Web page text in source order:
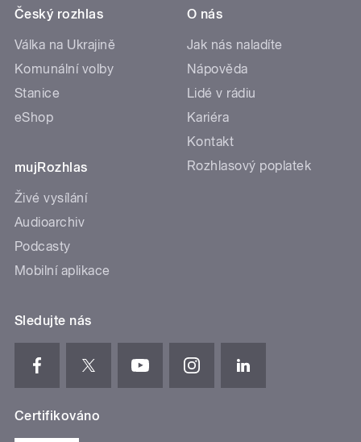
Český rozhlas
Válka na Ukrajině
Komunální volby
Stanice
eShop
mujRozhlas
Živé vysílání
Audioarchiv
Podcasty
Mobilní aplikace
O nás
Jak nás naladíte
Nápověda
Lidé v rádiu
Kariéra
Kontakt
Rozhlasový poplatek
Sledujte nás
Certifikováno